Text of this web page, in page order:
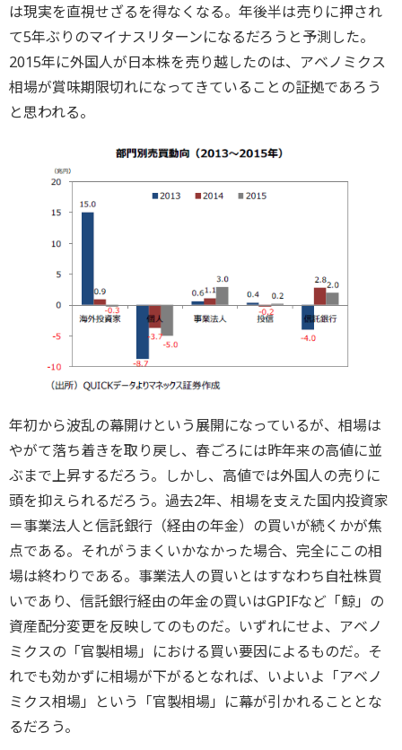
は現実を直視せざるを得なくなる。年後半は売りに押され
て5年ぶりのマイナスリターンになるだろうと予測した。
2015年に外国人が日本株を売り越したのは、アベノミクス
相場が賞味期限切れになってきていることの証拠であろう
と思われる。
年初から波乱の幕開けという展開になっているが、相場は
やがて落ち着きを取り戻し、春ごろには昨年来の高値に並
ぶまで上昇するだろう。しかし、高値では外国人の売りに
頭を抑えられるだろう。過去2年、相場を支えた国内投資家
＝事業法人と信託銀行（経由の年金）の買いが続くかが焦
点である。それがうまくいかなかった場合、完全にこの相
場は終わりである。事業法人の買いとはすなわち自社株買
いであり、信託銀行経由の年金の買いはGPIFなど「鯨」の
資産配分変更を反映してのものだ。いずれにせよ、アベノ
ミクスの「官製相場」における買い要因によるものだ。そ
れでも効かずに相場が下がるとなれば、いよいよ「アベノ
ミクス相場」という「官製相場」に幕が引かれることとな
るだろう。